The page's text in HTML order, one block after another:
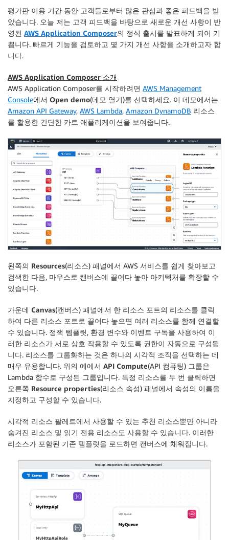
평가판 이용 기간 동안 고객들로부터 많은 관심과 좋은 피드백을 받
았습니다. 오늘 저는 고객 피드백을 바탕으로 새로운 개선 사항이 반
영된 AWS Application Composer의 정식 출시를 발표하게 되어 기
쁩니다. 빠르게 기능을 검토하고 몇 가지 개선 사항을 소개하고자 합
니다.
AWS Application Composer 소개
AWS Application Composer를 시작하려면 AWS Management
Console에서 Open demo(데모 열기)를 선택하세요. 이 데모에서는
Amazon API Gateway, AWS Lambda, Amazon DynamoDB 리소스
를 활용한 간단한 카트 애플리케이션을 보여줍니다.
왼쪽의 Resources(리소스) 패널에서 AWS 서비스를 쉽게 찾아보고
검색한 다음, 마우스로 캔버스에 끌어다 놓아 아키텍처를 확장할 수
있습니다.
가운데 Canvas(캔버스) 패널에서 한 리소스 포트의 리소스를 클릭
하여 다른 리소스 포트로 끌어다 놓으면 여러 리소스를 함께 연결할
수 있습니다. 정책 템플릿, 환경 변수와 이벤트 구독을 사용하여 이
러한 리소스가 서로 상호 작용할 수 있도록 권한이 자동으로 구성됩
니다. 리소스를 그룹화하는 것은 하나의 시각적 조직을 선택하는 데
매우 유용합니다. 위의 예에서 API Compute(API 컴퓨팅) 그룹은
Lambda 함수로 구성된 그룹입니다. 특정 리소스를 두 번 클릭하면
오른쪽 Resource properties(리소스 속성) 패널에서 속성의 이름을
지정하고 구성할 수 있습니다.
시각적 리소스 팔레트에서 사용할 수 있는 추천 리소스뿐만 아니라
숨겨진 리소스 및 읽기 전용 리소스도 사용할 수 있습니다. 이러한
리소스가 포함된 기존 템플릿을 로드하면 캔버스에 채워집니다.